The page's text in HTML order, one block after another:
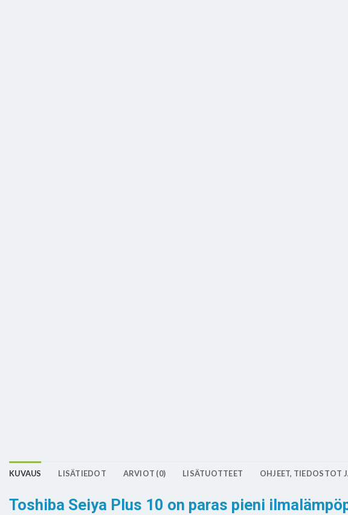
KUVAUS LISÄTIEDOT ARVIOT (0) LISÄTUOTTEET OHJEET, TIEDOSTOT
Toshiba Seiya Plus 10 on paras pieni